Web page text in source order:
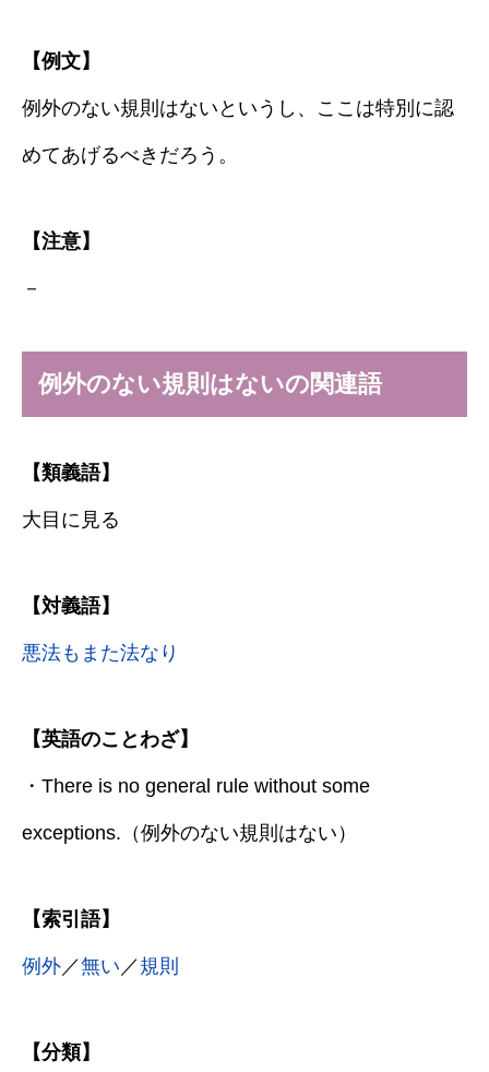
【例文】
例外のない規則はないというし、ここは特別に認
めてあげるべきだろう。
【注意】
－
例外のない規則はないの関連語
【類義語】
大目に見る
【対義語】
悪法もまた法なり
【英語のことわざ】
・There is no general rule without some
exceptions.（例外のない規則はない）
【索引語】
例外／無い ／ 規則
【分類】